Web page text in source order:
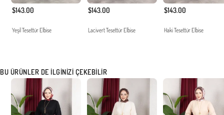
$143.00
Yeşil Tesettür Elbise
$143.00
Lacivert Tesettür Elbise
$143.00
Haki Tesettür Elbise
BU ÜRÜNLER DE İLGINIZI ÇEKEBILIR